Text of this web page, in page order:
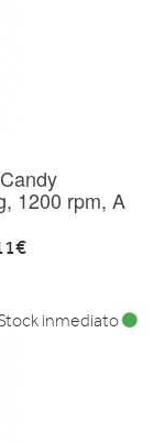
1200 rpm, A
inmediato